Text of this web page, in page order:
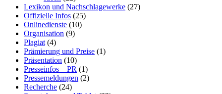
Lexikon und Nachschlagewerke (27)
Offizielle Infos (25)
Onlinedienste (10)
Organisation (9)
Plagiat (4)
Prämierung und Preise (1)
Präsentation (10)
Presseinfos – PR (1)
Pressemeldungen (2)
Recherche (24)